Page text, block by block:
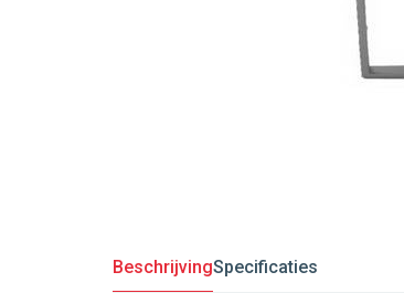
BeschrijvingSpecificaties